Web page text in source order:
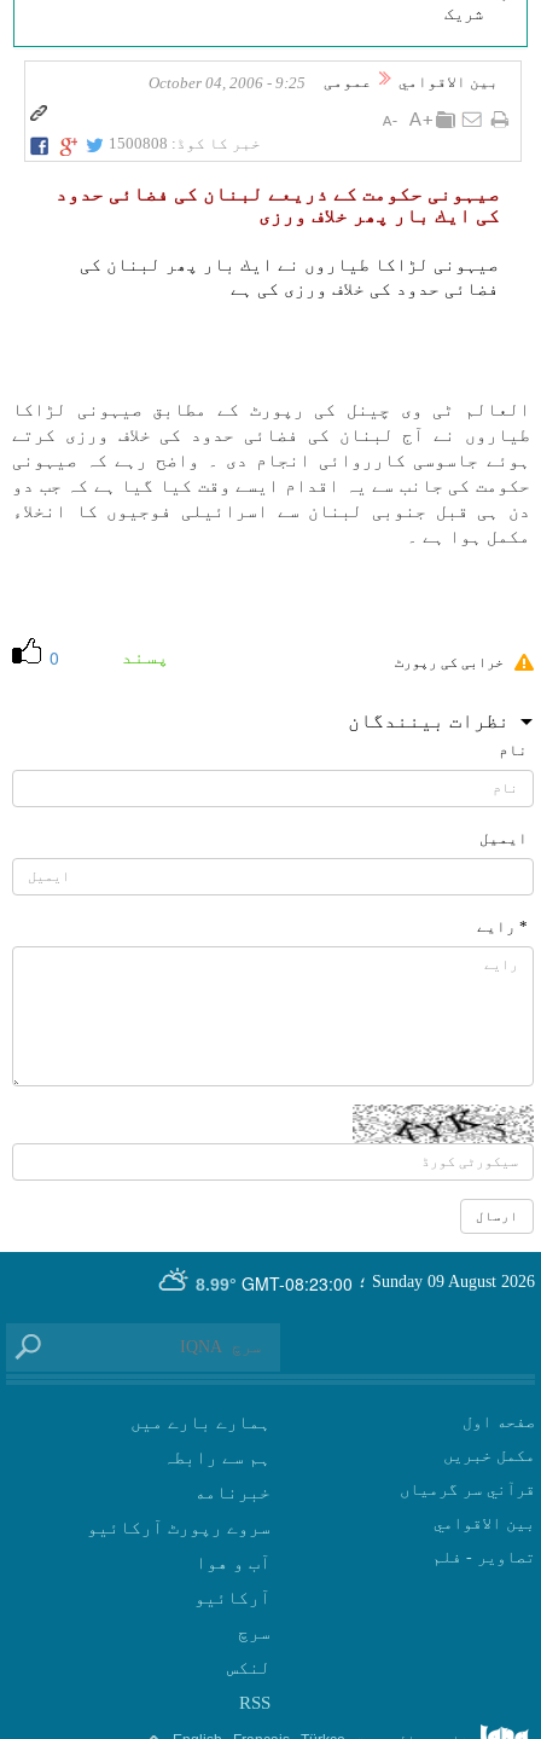
شریک
بين الاقوامي عمومی 9:25 - October 04, 2006
خبر کا کوڈ: 1500808
صیہونی حكومت كے ذريعے لبنان كی فضائی حدود
كی ايك بار پھر خلاف ورزی
صیہونی لڑاكا طياروں نے ايك بار پھر لبنان كی
فضائی حدود كی خلاف ورزی كی ہے
العالم ٹی وی چينل كی رپورٹ كے مطابق صیہونی لڑاكا
طياروں نے آج لبنان كی فضائی حدود كی خلاف ورزی كرتے
ہوئے جاسوسی كارروائی انجام دی ۔ واضح رہے كہ صیہونی
حكومت كی جانب سے یہ اقدام ايسے وقت كيا گيا ہے كہ جب دو
دن ہی قبل جنوبی لبنان سے اسرائيلی فوجيوں كا انخلاء
مكمل ہوا ہے ۔
0 پسند خرابی کی رپورٹ
نظرات بینندگان
نام
ایمیل
* رایے
GMT-08:23:00
8.99° Sunday 09 August 2026 ؛
صفحه اول
مکمل خبریں
قرآني سر گرمياں
بين الاقوامي
تصاوير - فلم
ہمارے بارے میں
ہم سے رابطہ
سروے رپورٹ آرکائیو
آب و هوا
سرچ
لنکس
RSS